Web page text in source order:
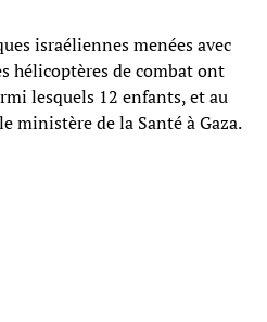
israéliennes menées avec
hélicoptères de combat ont
lesquels 12 enfants, et au
ministère de la Santé à Gaza.